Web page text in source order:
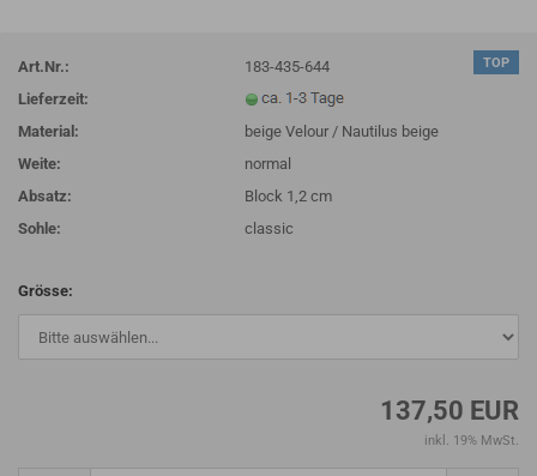
TOP
Art.Nr.:
183-435-644
Lieferzeit:
Material:
beige Velour / Nautilus beige
Weite:
normal
Absatz:
Block 1,2 cm
Sohle:
classic
Grösse:
137,50 EUR
inkl. 19% MwSt.